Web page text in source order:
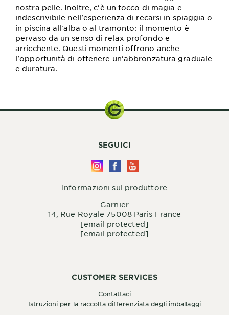
nostra pelle. Inoltre, c'è un tocco di magia e
indescrivibile nell'esperienza di recarsi in spiaggia o
in piscina all'alba o al tramonto: il momento è
pervaso da un senso di relax profondo e
arricchente. Questi momenti offrono anche
l'opportunità di ottenere un'abbronzatura graduale
e duratura.
CUSTOMER SERVICES
Contattaci
Istruzioni per la raccolta differenziata degli imballaggi
SEGUICI
Informazioni sul produttore
Garnier
14, Rue Royale 75008 Paris France
[email protected]
[email protected]